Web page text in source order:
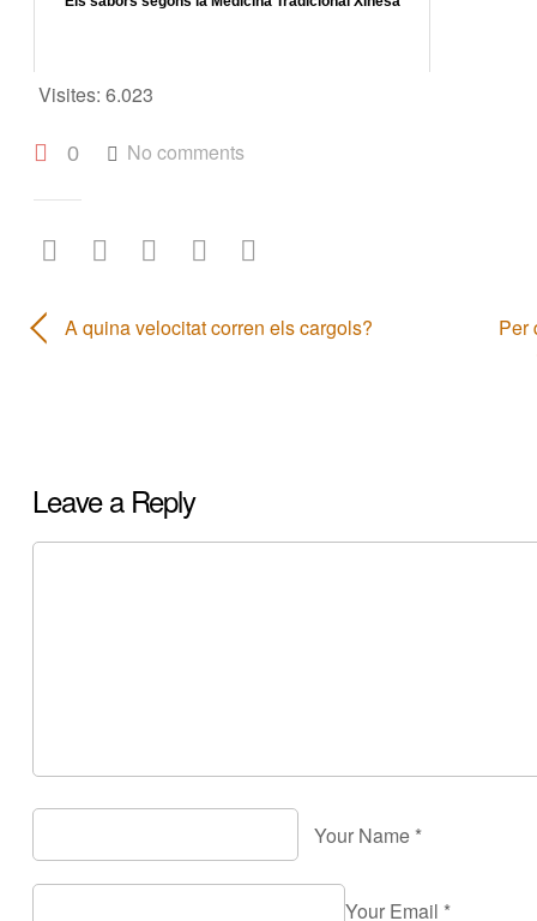
Visites: 6.023
0 No comments
A quina velocitat corren els cargols?
Per
Leave a Reply
Your Name *
Your Email *